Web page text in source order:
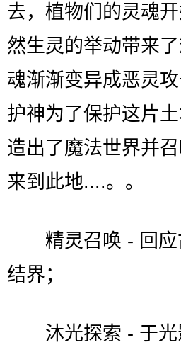
去，植物们的灵魂
然生灵的举动带来
魂渐渐变异成恶灵
护神为了保护这片
造出了魔法世界并
来到此地....。。
精灵召唤 - 回应
结界；
沐光探索 - 于光